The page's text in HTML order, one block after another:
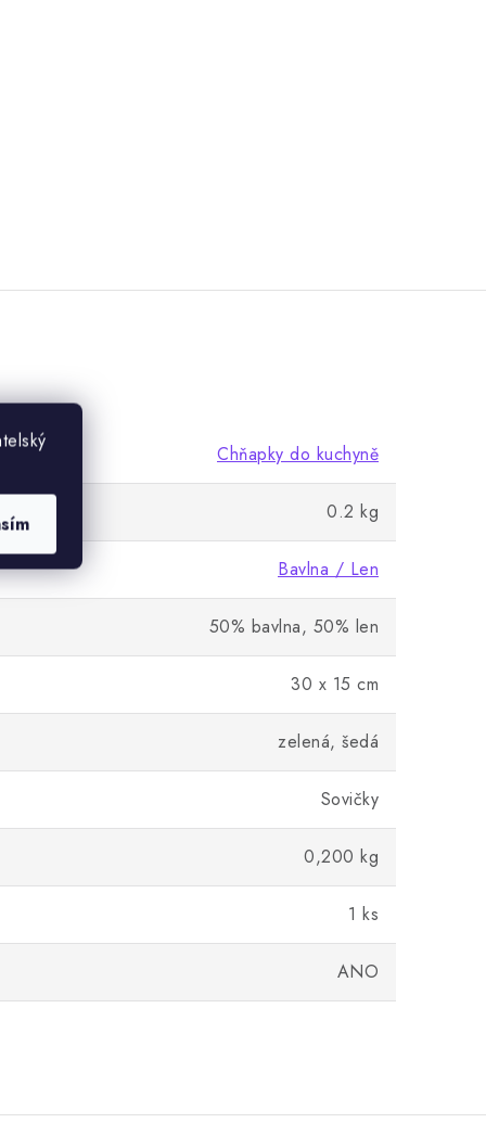
Chňapky do kuchyně
0.2 kg
Bavlna / Len
50% bavlna, 50% len
30 x 15 cm
zelená, šedá
Sovičky
0,200 kg
1 ks
ANO